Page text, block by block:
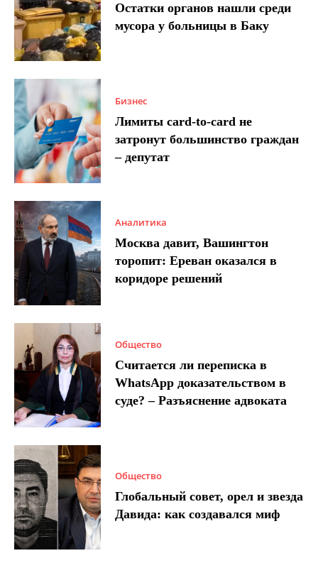
Остатки органов нашли среди
мусора у больницы в Баку
Бизнес
Лимиты card-to-card не
затронут большинство граждан
– депутат
Аналитика
Москва давит, Вашингтон
торопит: Ереван оказался в
коридоре решений
Общество
Считается ли переписка в
WhatsApp доказательством в
суде? – Разъяснение адвоката
Общество
Глобальный совет, орел и звезда
Давида: как создавался миф